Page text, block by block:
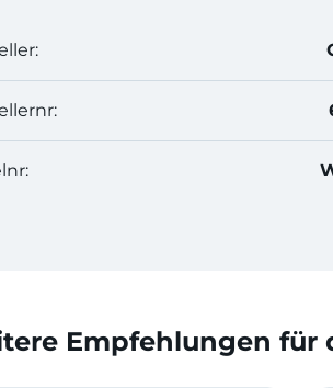
Empfehlungen für